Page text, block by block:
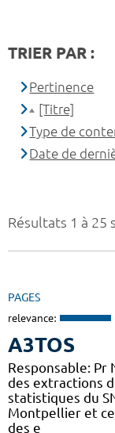
Résultats 1 à 25
PAGES
relevance:
A3TOS
Responsable: Pr
des extractions
statistiques du
Montpellier et
des e
TRIER PAR :
Pertinence
[Titre]
Type de
Date de